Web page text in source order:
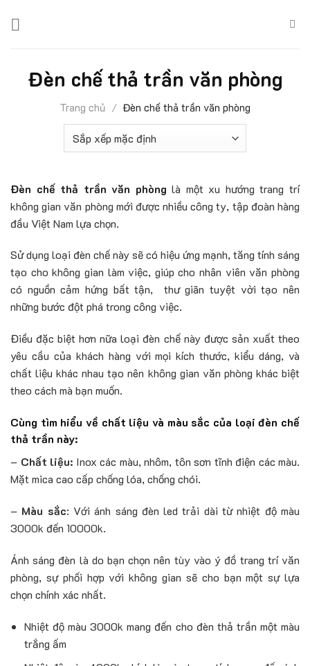
Đèn chế thả trần văn phòng
Trang chủ / Đèn chế thả trần văn phòng
Đèn chế thả trần văn phònglà một xu hướng trang trí
không gian văn phòng mới được nhiều công ty, tập đoàn hàng
đầu Việt Nam lựa chọn.
Sử dụng loại đèn chế này sẽ có hiệu ứng mạnh, tăng tính sáng
tạo cho không gian làm việc, giúp cho nhân viên văn phòng
có nguồn cảm hứng bất tận, thư giãn tuyệt vời tạo nên
những bước đột phá trong công việc.
Điều đặc biệt hơn nữa loại đèn chế này được sản xuất theo
yêu cầu của khách hàng với mọi kích thước, kiểu dáng, và
chất liệu khác nhau tạo nên không gian văn phòng khác biệt
theo cách mà bạn muốn.
Cùng tìm hiểu về chất liệu và màu sắc của loại đèn chế
thả trần này:
– Chất liệu: Inox các màu, nhôm, tôn sơn tĩnh điện các màu.
Mặt mica cao cấp chống lóa, chống chói.
– Màu sắc: Với ánh sáng đèn led trải dài từ nhiệt độ màu
3000k đến 10000k.
Ánh sáng đèn là do bạn chọn nên tùy vào ý đồ trang trí văn
phòng, sự phối hợp với không gian sẽ cho bạn một sự lựa
chọn chính xác nhất.
Nhiệt độ màu 3000k mang đến cho đèn thả trần một màu
trắng ấm